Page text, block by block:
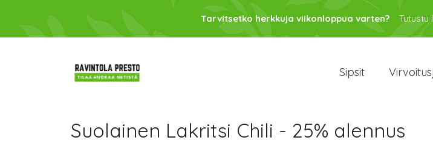
Tarvitsetko herkkuja viikonloppua varten? Tutustu
Sipsit
Suolainen Lakritsi Chili - 25% alennus